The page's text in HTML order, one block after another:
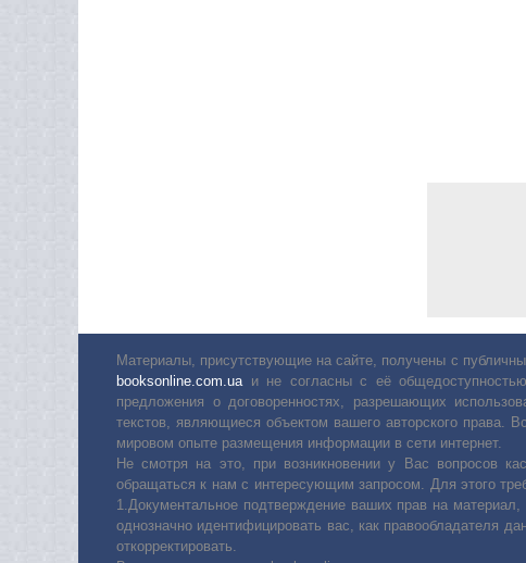
Материалы, присутствующие на сайте, получены с
booksonline.com.ua и не согласны с её
предложения о договоренностях, разрешающих
текстов, являющиеся объектом вашего авторского права.
мировом опыте размещения информации в сети интернет.
Не смотря на это, при возникновении у Вас вопросов
обращаться к нам с интересующим запросом. Для этого
1.Документальное подтверждение ваших прав на
однозначно идентифицировать вас, как правообладателя
откорректировать.